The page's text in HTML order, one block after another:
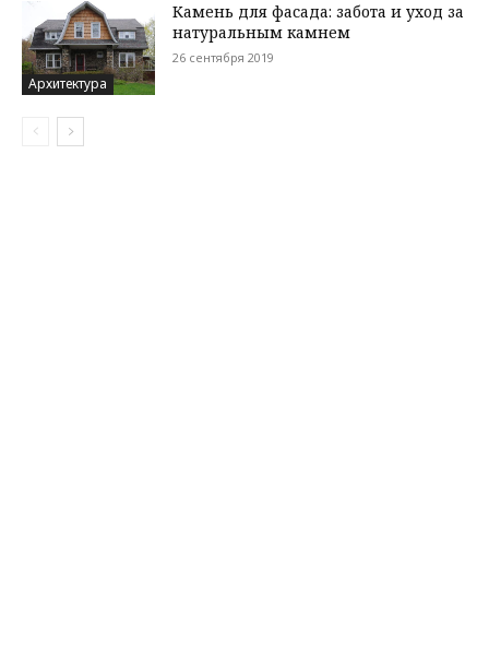
Архитектура
Камень для фасада: забота и уход за
натуральным камнем
26 сентября 2019